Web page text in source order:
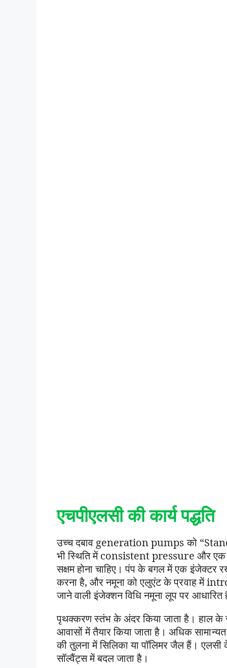
एचपीएलसीकीकार्यपद्धति
उच्च दबाव generation pumps को
भी स्थिति में consistent pressure और एक
सक्षम होना चाहिए। पंप के बगल में एक इंजेक्टर
करना है, और नमूना को एलुएंट के प्रवाह में
जाने वाली इंजेक्शन विधि नमूना लूप पर आधारित
पृथक्करण स्तंभ के अंदर किया जाता है। हाल
आवासों में तैयार किया जाता है। अधिक
की तुलना में सिलिका या पॉलिमर जैल हैं। एलसी
सॉल्वैंट्स में बदल जाता है।